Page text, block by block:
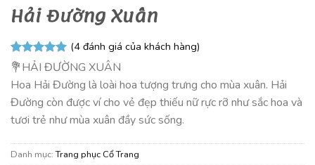
Hải Đường Xuân
5.00 trên 5
dựa trên
4
đánh giá
(4đánh giá của khách hàng)
💐HẢI ĐƯỜNG XUÂN
Hoa Hải Đường là loài hoa tượng trưng cho mùa xuân. Hải
Đường còn được ví cho vẻ đẹp thiếu nữ rực rỡ như sắc hoa và
tươi trẻ như mùa xuân đầy sức sống.
Danh mục:Trang phục Cổ Trang